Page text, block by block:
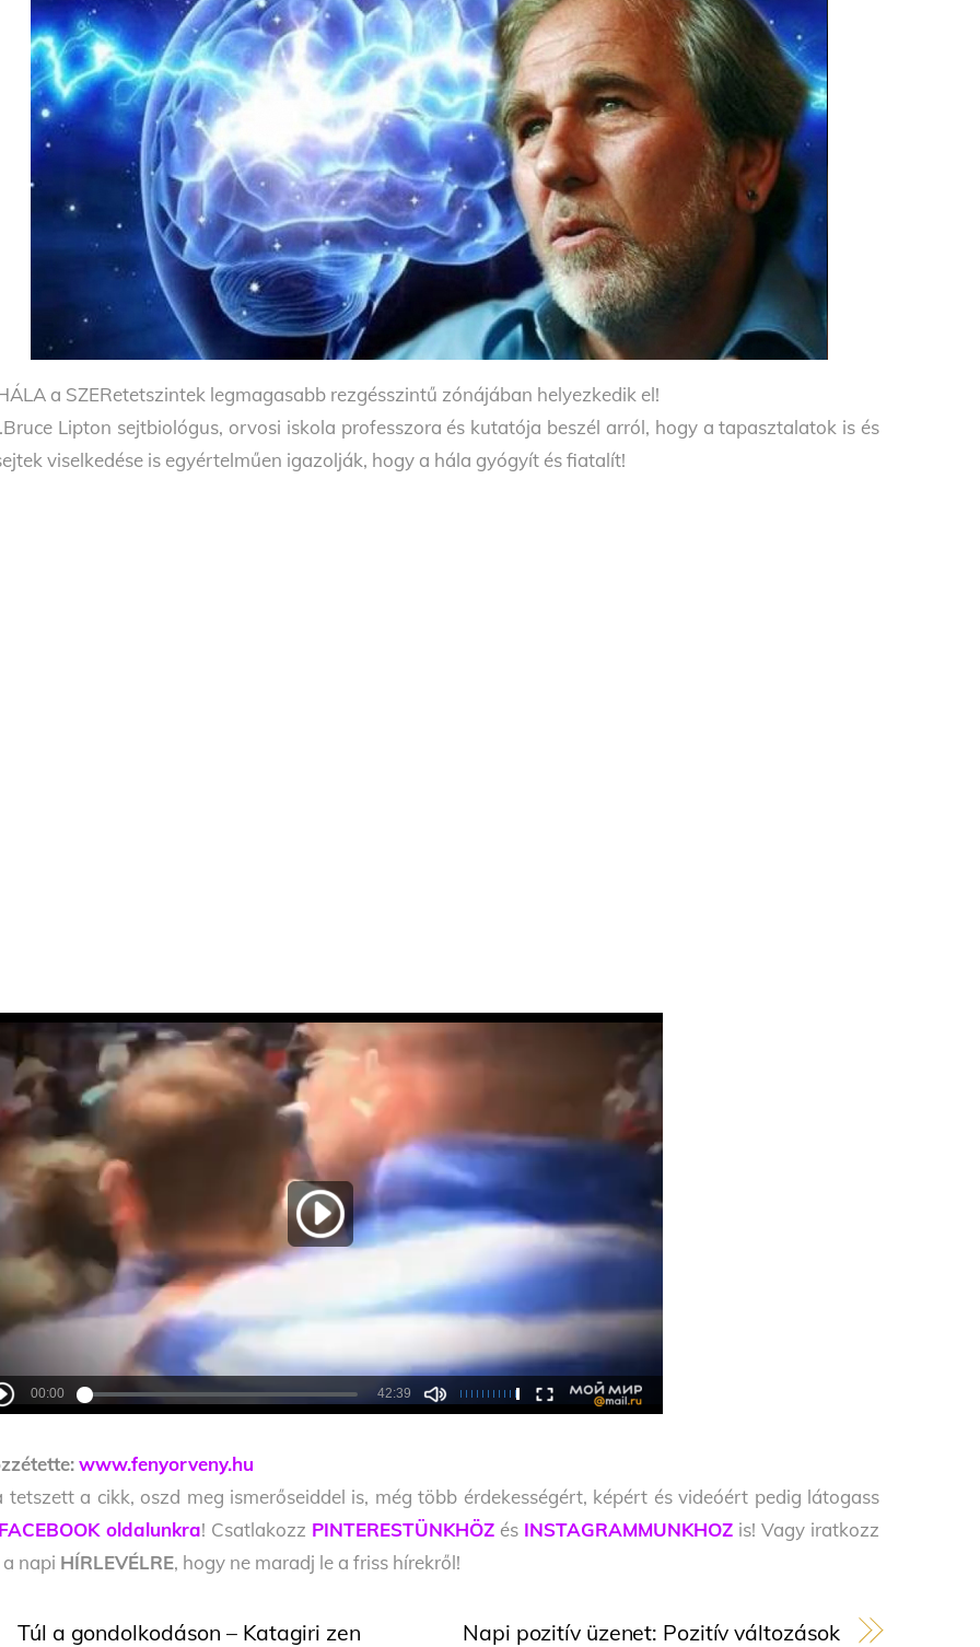
a SZERetetszintek legmagasabb rezgésszintű zónájában helyezkedik el!
Lipton sejtbiológus, orvosi iskola professzora és kutatója beszél arról, hogy a tapasztalatok is és
viselkedése is egyértelműen igazolják, hogy a hála gyógyít és fiatalít!
www.fenyorveny.hu
tetszett a cikk, oszd meg ismerőseiddel is, még több érdekességért, képért és videóért pedig látogass
oldalunkra! Csatlakozz PINTERESTÜNKHÖZ és INSTAGRAMMUNKHOZ is! Vagy iratkozz
napi HÍRLEVÉLRE, hogy ne maradj le a friss hírekről!
Túl a gondolkodáson – Katagiri zen
Napi pozitív üzenet: Pozitív változások